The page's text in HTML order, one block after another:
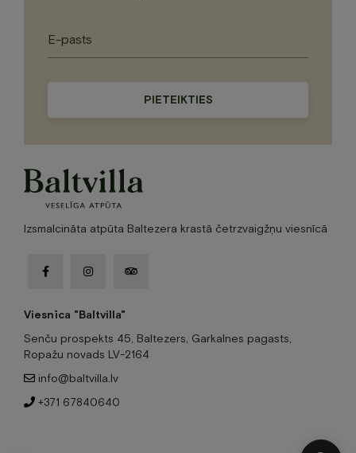
Izsmalcināta atpūta Baltezera krastā četrzvaigžņu viesnīcā
facebook-instagramtripadvisor
Viesnīca "Baltvilla"
Senču prospekts 45, Baltezers, Garkalnes pagasts,
Ropažu novads LV-2164
info@baltvilla.lv
+371 67840640